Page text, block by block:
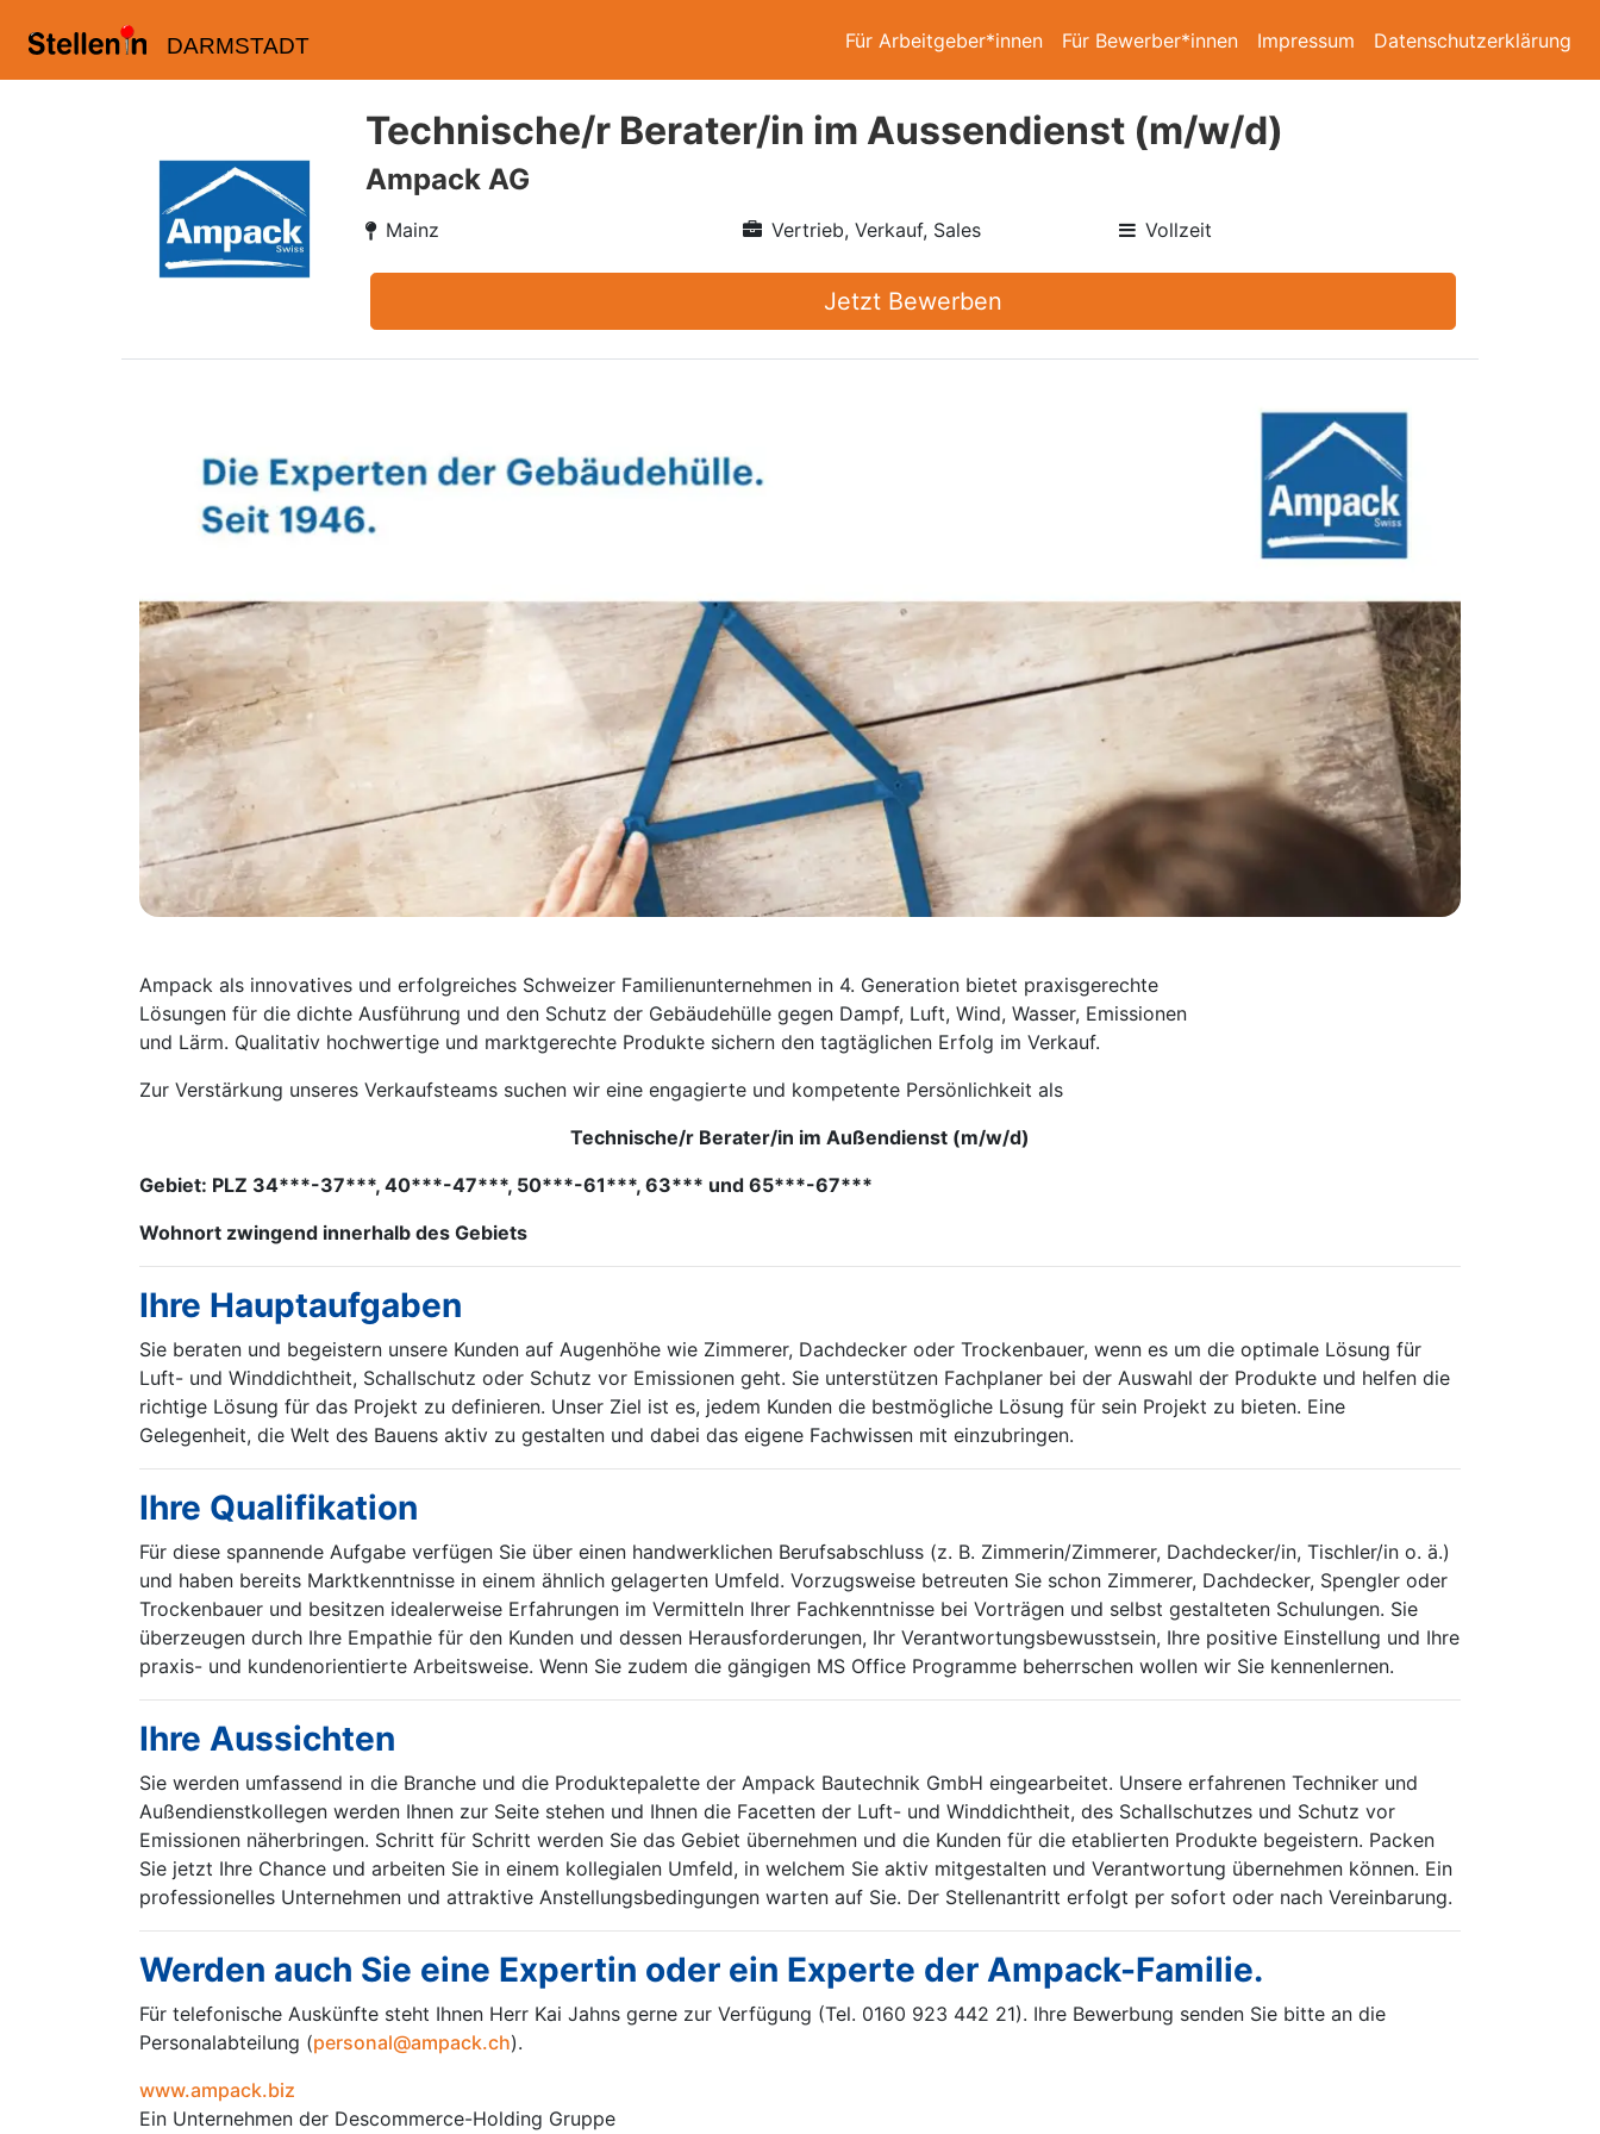
DARMSTADT Für Arbeitgeber*innen Für Bewerber*innen Impressum Datenschutzerklärung
Technische/r Berater/in im Aussendienst (m/w/d)
Ampack AG
Mainz Vertrieb, Verkauf, Sales Vollzeit
Jetzt Bewerben
Ampack als innovatives und erfolgreiches Schweizer Familienunternehmen in 4. Generation bietet praxisgerechte
Lösungen für die dichte Ausführung und den Schutz der Gebäudehülle gegen Dampf, Luft, Wind, Wasser, Emissionen
und Lärm. Qualitativ hochwertige und marktgerechte Produkte sichern den tagtäglichen Erfolg im Verkauf.
Zur Verstärkung unseres Verkaufsteams suchen wir eine engagierte und kompetente Persönlichkeit als
Technische/r Berater/in im Außendienst (m/w/d)
Gebiet: PLZ 34***-37***, 40***-47***, 50***-61***, 63*** und 65***-67***
Wohnort zwingend innerhalb des Gebiets
Ihre Hauptaufgaben
Sie beraten und begeistern unsere Kunden auf Augenhöhe wie Zimmerer, Dachdecker oder Trockenbauer, wenn es um die optimale Lösung für
Luft- und Winddichtheit, Schallschutz oder Schutz vor Emissionen geht. Sie unterstützen Fachplaner bei der Auswahl der Produkte und helfen die
richtige Lösung für das Projekt zu definieren. Unser Ziel ist es, jedem Kunden die bestmögliche Lösung für sein Projekt zu bieten. Eine
Gelegenheit, die Welt des Bauens aktiv zu gestalten und dabei das eigene Fachwissen mit einzubringen.
Ihre Qualifikation
Für diese spannende Aufgabe verfügen Sie über einen handwerklichen Berufsabschluss (z. B. Zimmerin/Zimmerer, Dachdecker/in, Tischler/in o. ä.)
und haben bereits Marktkenntnisse in einem ähnlich gelagerten Umfeld. Vorzugsweise betreuten Sie schon Zimmerer, Dachdecker, Spengler oder
Trockenbauer und besitzen idealerweise Erfahrungen im Vermitteln Ihrer Fachkenntnisse bei Vorträgen und selbst gestalteten Schulungen. Sie
überzeugen durch Ihre Empathie für den Kunden und dessen Herausforderungen, Ihr Verantwortungsbewusstsein, Ihre positive Einstellung und Ihre
praxis- und kundenorientierte Arbeitsweise. Wenn Sie zudem die gängigen MS Office Programme beherrschen wollen wir Sie kennenlernen.
Ihre Aussichten
Sie werden umfassend in die Branche und die Produktepalette der Ampack Bautechnik GmbH eingearbeitet. Unsere erfahrenen Techniker und
Außendienstkollegen werden Ihnen zur Seite stehen und Ihnen die Facetten der Luft- und Winddichtheit, des Schallschutzes und Schutz vor
Emissionen näherbringen. Schritt für Schritt werden Sie das Gebiet übernehmen und die Kunden für die etablierten Produkte begeistern. Packen
Sie jetzt Ihre Chance und arbeiten Sie in einem kollegialen Umfeld, in welchem Sie aktiv mitgestalten und Verantwortung übernehmen können. Ein
professionelles Unternehmen und attraktive Anstellungsbedingungen warten auf Sie. Der Stellenantritt erfolgt per sofort oder nach Vereinbarung.
Werden auch Sie eine Expertin oder ein Experte der Ampack-Familie.
Für telefonische Auskünfte steht Ihnen Herr Kai Jahns gerne zur Verfügung (Tel. 0160 923 442 21). Ihre Bewerbung senden Sie bitte an die
Personalabteilung (personal@ampack.ch).
www.ampack.biz
Ein Unternehmen der Descommerce-Holding Gruppe